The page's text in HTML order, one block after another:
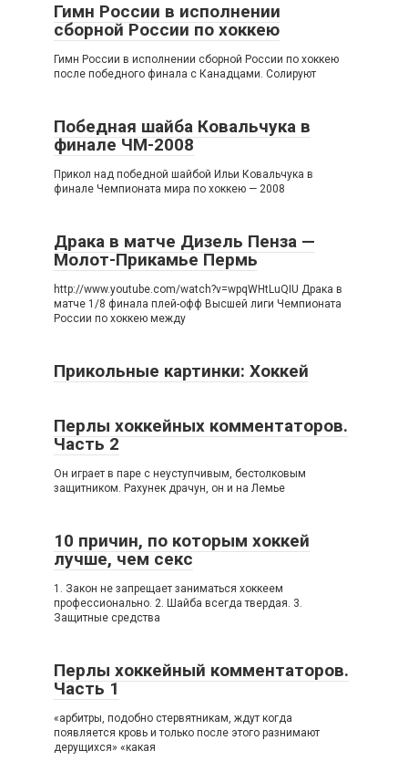
Гимн России в исполнении
сборной России по хоккею
Гимн России в исполнении сборной России по хоккею
после победного финала с Канадцами. Солируют
Победная шайба Ковальчука в
финале ЧМ-2008
Прикол над победной шайбой Ильи Ковальчука в
финале Чемпионата мира по хоккею — 2008
Драка в матче Дизель Пенза —
Молот-Прикамье Пермь
http://www.youtube.com/watch?v=wpqWHtLuQIU Драка в
матче 1/8 финала плей-офф Высшей лиги Чемпионата
России по хоккею между
Прикольные картинки: Хоккей
Перлы хоккейных комментаторов.
Часть 2
Он играет в паре с неуступчивым, бестолковым
защитником. Рахунек драчун, он и на Лемье
10 причин, по которым хоккей
лучше, чем секс
1. Закон не запрещает заниматься хоккеем
профессионально. 2. Шайба всегда твердая. 3.
Защитные средства
Перлы хоккейный комментаторов.
Часть 1
«арбитры, подобно стервятникам, ждут когда
появляется кровь и только после этого разнимают
дерущихся» «какая